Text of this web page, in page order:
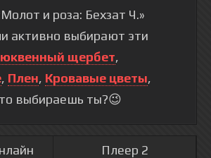
и роза: Бехзат Ч.»
активно выбирают эти
щербет,
, Плен, Кровавые цветы,
выбираешь ты?😉
Плеер 2